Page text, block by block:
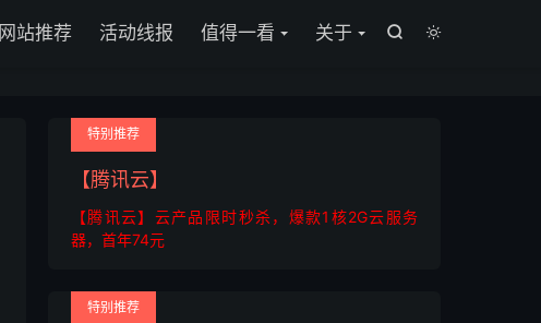


网站推荐 活动线报 值得一看 关于
特别推荐
【腾讯云】
【腾讯云】云产品限时秒杀，爆款1核2G云服务
器，首年74元
特别推荐